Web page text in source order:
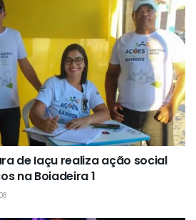
de Iaçu realiza ação social
na Boiadeira 1